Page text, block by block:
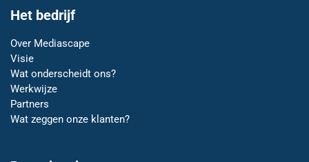
Het bedrijf
Over Mediascape
Visie
Wat onderscheidt ons?
Werkwijze
Partners
Wat zeggen onze klanten?